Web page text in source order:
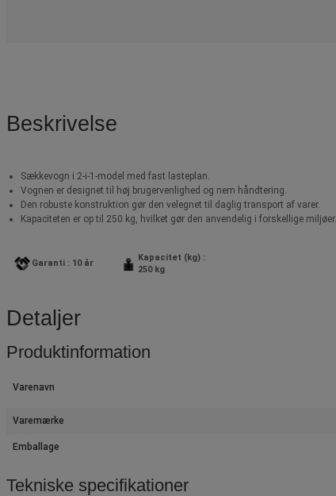
Beskrivelse
Sækkevogn i 2-i-1-model med fast lasteplan.
Vognen er designet til høj brugervenlighed og nem håndtering.
Den robuste konstruktion gør den velegnet til daglig transport af varer.
Kapaciteten er op til 250 kg, hvilket gør den anvendelig i forskellige miljøer.
Garanti : 10 år
Kapacitet (kg) :
250 kg
Detaljer
Produktinformation
Varenavn
Varemærke
Emballage
Tekniske specifikationer